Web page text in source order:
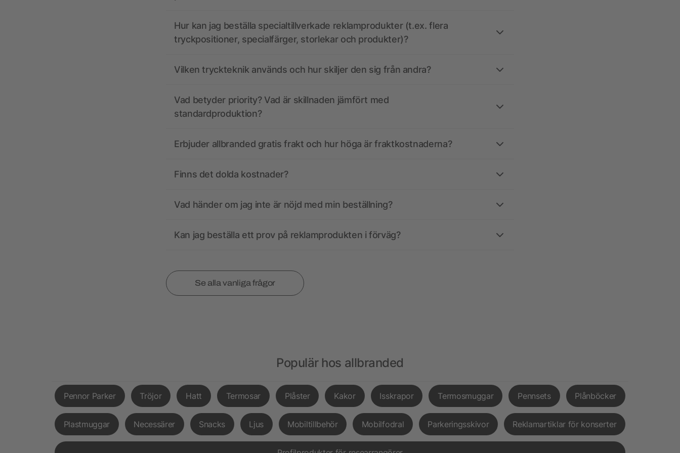
Hur kan jag beställa specialtillverkade reklamprodukter (t.ex. flera
tryckpositioner, specialfärger, storlekar och produkter)?
Vilken tryckteknik används och hur skiljer den sig från andra?
Vad betyder priority? Vad är skillnaden jämfört med
standardproduktion?
Erbjuder allbranded gratis frakt och hur höga är fraktkostnaderna?
Finns det dolda kostnader?
Vad händer om jag inte är nöjd med min beställning?
Kan jag beställa ett prov på reklamprodukten i förväg?
Se alla vanliga frågor
Populär hos allbranded
Pennor Parker Tröjor Hatt Termosar Plåster Kakor Isskrapor Termosmuggar Pennsets Plånböcker
Plastmuggar Necessärer Snacks Ljus Mobiltillbehör Mobilfodral Parkeringsskivor Reklamartiklar för konserter